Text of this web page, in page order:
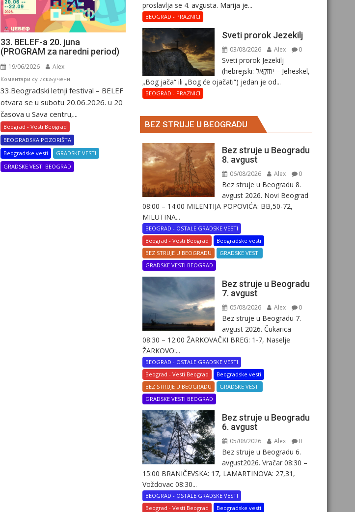
33. BELEF-a 20. juna
(PROGRAM za naredni period)
19/06/2026 Alex
Коментари су искључени
33.
BELEF-
(PROGRAM
za
naredni
33.Beogradski letnji festival – BELEF
otvara se u subotu 20.06.2026. u 20
časova u Sava centru,...
Beograd - Vesti Beograd
BEOGRADSKA POZORIŠTA
Beogradske vesti
GRADSKE VESTI
GRADSKE VESTI BEOGRAD
proslavlja se 4. avgusta. Marija je...
BEOGRAD - PRAZNICI
Sveti prorok Jezekilj
03/08/2026 Alex 0
Sveti prorok Jezekilj
(hebrejski: יְחֶזְקֵאל – Jehезkel,
„Bog jača“ ili „Bog će ojačati“) jedan je od...
BEOGRAD - PRAZNICI
BEZ STRUJE U BEOGRADU
Bez struje u Beogradu
8. avgust
06/08/2026 Alex 0
Bez struje u Beogradu 8.
avgust 2026. Novi Beograd
08:00 – 14:00 MILENTIJA POPOVIĆA: BB,50-72,
MILUTINA...
BEOGRAD - OSTALE GRADSKE VESTI
Beograd - Vesti Beograd
Beogradske vesti
BEZ STRUJE U BEOGRADU
GRADSKE VESTI
GRADSKE VESTI BEOGRAD
Bez struje u Beogradu
7. avgust
05/08/2026 Alex 0
Bez struje u Beogradu 7.
avgust 2026. Čukarica
08:30 – 12:00 ŽARKOVAČKI BREG: 1-7, Naselje
ŽARKOVO:...
BEOGRAD - OSTALE GRADSKE VESTI
Beograd - Vesti Beograd
Beogradske vesti
BEZ STRUJE U BEOGRADU
GRADSKE VESTI
GRADSKE VESTI BEOGRAD
Bez struje u Beogradu
6. avgust
05/08/2026 Alex 0
Bez struje u Beogradu 6.
avgust2026. Vračar 08:30 –
15:00 BRANIČEVSKA: 17, LAMARTINOVA: 27,31,
Voždovac 08:30...
BEOGRAD - OSTALE GRADSKE VESTI
Beograd - Vesti Beograd
Beogradske vesti